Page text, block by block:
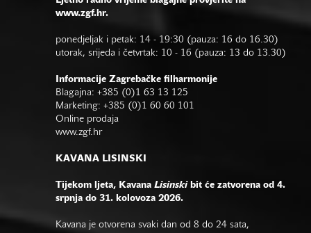
www.zgf.hr.
ponedjeljak i petak: 14 - 19:30 (pauza: 16 do 16.30)
utorak, srijeda i četvrtak: 10 - 16 (pauza: 13 do 13.30)
Informacije Zagrebačke filharmonije
Blagajna: +385 (0)1 63 13 125
Marketing: +385 (0)1 60 60 101
Online prodaja
www.zgf.hr
KAVANA LISINSKI
Tijekom ljeta, Kavana Lisinskibit će zatvorena od 4.
srpnja do 31. kolovoza 2026.
Kavana je otvorena svaki dan od 8 do 24 sata,